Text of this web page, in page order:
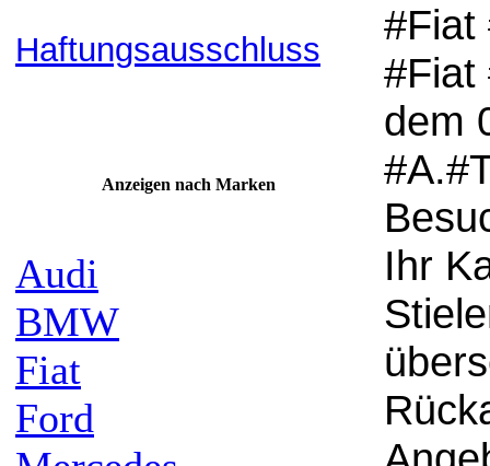
Haftungsausschluss
Anzeigen nach Marken
Audi
BMW
Fiat
Ford
#Fiat
#Fiat
dem
Ihr